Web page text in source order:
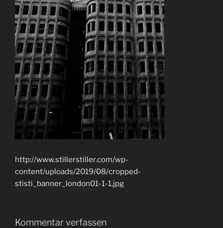
http://www.stillerstiller.com/wp-
content/uploads/2019/08/cropped-
stisti_banner_london01-1-1.jpg
Kommentar verfassen